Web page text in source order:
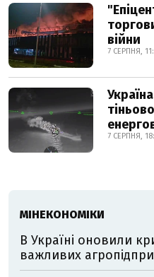
війни
7 СЕРПНЯ,
7 СЕРПНЯ,
МІНЕКОНОМІКИ
В Україні оновили
важливих